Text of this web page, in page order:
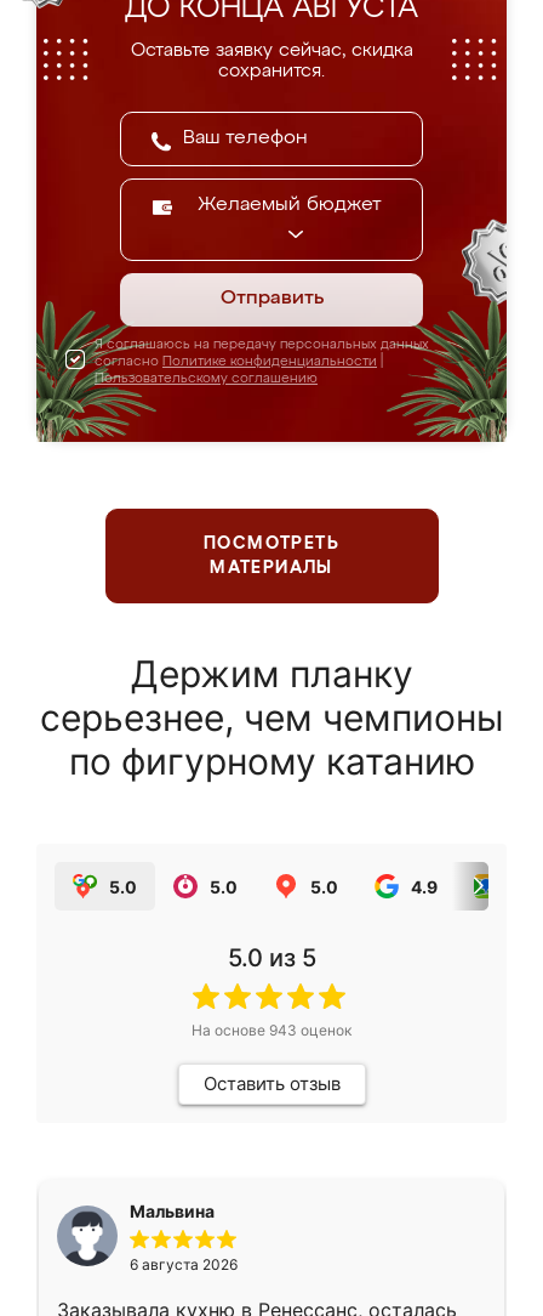
ДО КОНЦА АВГУСТА
Оставьте заявку сейчас, скидка
сохранится.
Желаемый бюджет
Отправить
Я соглашаюсь на передачу персональных данных
согласно Политике конфиденциальности
Пользовательскому соглашению
ПОСМОТРЕТЬ
МАТЕРИАЛЫ
Держим планку
серьезнее, чем чемпионы
по фигурному катанию
5.0 5.0 5.0 4.9
5.0 из 5
На основе 943 оценок
Оставить отзыв
Мальвина
6 августа 2026
Заказывала кухню в Ренессанс, осталась